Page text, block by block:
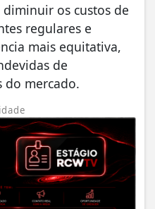
os custos de
regulares e
mais equitativa,
de
do mercado.